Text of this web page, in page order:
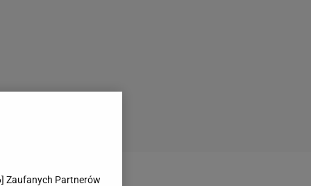
] Zaufanych Partnerów